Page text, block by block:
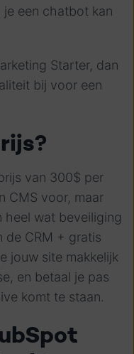
een chatbot kan
Starter, dan
bij voor een
van 300$ per
CMS voor, maar
heel wat beveiliging
de CRM + gratis
jouw site makkelijk
en betaal je pas
komt te staan.